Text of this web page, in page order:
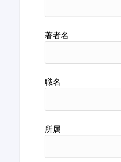
著者名
職名
所属